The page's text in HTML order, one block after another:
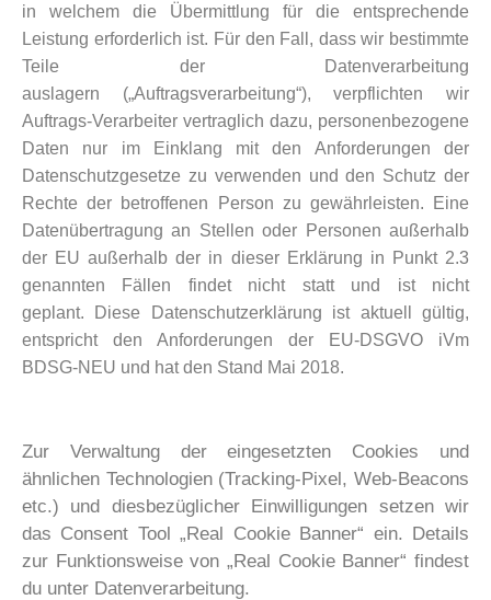
in welchem die Übermittlung für die entsprechende
Leistung erforderlich ist. Für den Fall, dass wir bestimmte
Teile der Datenverarbeitung
auslagern („Auftragsverarbeitung“), verpflichten wir
Auftrags-Verarbeiter vertraglich dazu, personenbezogene
Daten nur im Einklang mit den Anforderungen der
Datenschutzgesetze zu verwenden und den Schutz der
Rechte der betroffenen Person zu gewährleisten.
Eine
Datenübertragung an Stellen oder Personen außerhalb
der EU außerhalb der in dieser Erklärung in Punkt 2.3
genannten Fällen findet nicht statt und ist nicht
geplant. Diese Datenschutzerklärung ist aktuell gültig,
entspricht den Anforderungen der EU-DSGVO iVm
BDSG-NEU und hat den Stand Mai 2018.
Zur Verwaltung der eingesetzten Cookies und
ähnlichen Technologien (Tracking-Pixel, Web-Beacons
etc.) und diesbezüglicher Einwilligungen setzen wir
das Consent Tool „Real Cookie Banner“ ein. Details
zur Funktionsweise von „Real Cookie Banner“ findest
du unter Datenverarbeitung.